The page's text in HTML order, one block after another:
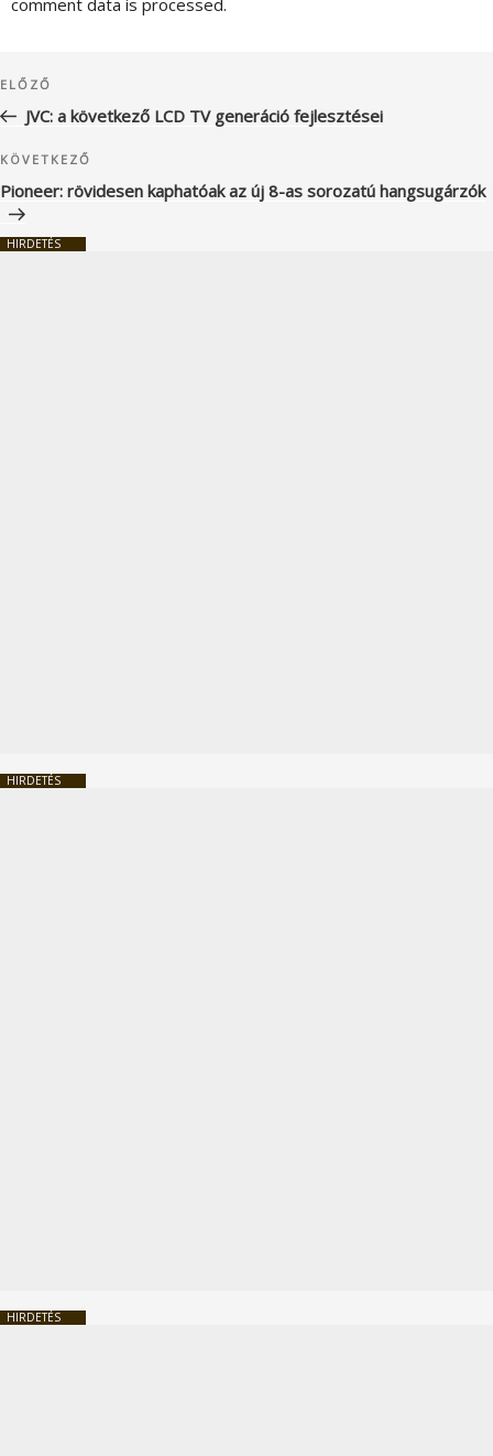
comment data is processed.
navigáció
Korábbi
bejegyzés
ELŐZŐ
JVC: a következő LCD TV generáció fejlesztései
Következő
bejegyzés
KÖVETKEZŐ
Pioneer: rövidesen kaphatóak az új 8-as sorozatú hangsugárzók
HIRDETÉS
HIRDETÉS
HIRDETÉS